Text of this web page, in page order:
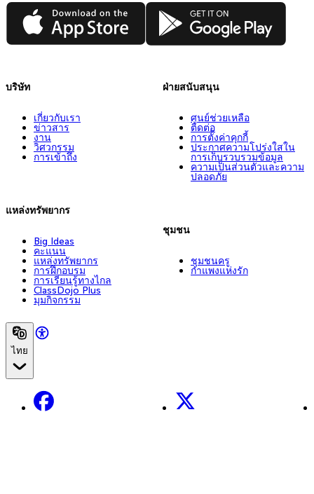
App Store Google Play
บริษัท
เกี่ยวกับเรา
ข่าวสาร
งาน
วิศวกรรม
การเข้าถึง
แหล่งทรัพยากร
Big Ideas
คะแนน
แหล่งทรัพยากร
การฝึกอบรม
การเรียนรู้ทางไกล
ClassDojo Plus
มุมกิจกรรม
ฝ่ายสนับสนุน
ศูนย์ช่วยเหลือ
ติดต่อ
การตั้งค่าคุกกี้
ประกาศความโปร่งใสใน
การเก็บรวบรวมข้อมูล
ความเป็นส่วนตัวและความ
ปลอดภัย
ชุมชน
ชุมชนครู
กำแพงแห่งรัก
ไทย
Facebook X